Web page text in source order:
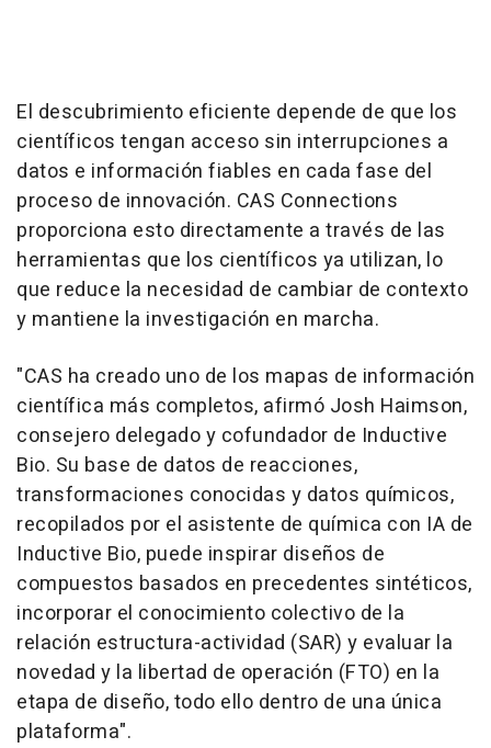
El descubrimiento eficiente depende de que los
científicos tengan acceso sin interrupciones a
datos e información fiables en cada fase del
proceso de innovación. CAS Connections
proporciona esto directamente a través de las
herramientas que los científicos ya utilizan, lo
que reduce la necesidad de cambiar de contexto
y mantiene la investigación en marcha.
"CAS ha creado uno de los mapas de información
científica más completos, afirmó Josh Haimson,
consejero delegado y cofundador de Inductive
Bio. Su base de datos de reacciones,
transformaciones conocidas y datos químicos,
recopilados por el asistente de química con IA de
Inductive Bio, puede inspirar diseños de
compuestos basados en precedentes sintéticos,
incorporar el conocimiento colectivo de la
relación estructura-actividad (SAR) y evaluar la
novedad y la libertad de operación (FTO) en la
etapa de diseño, todo ello dentro de una única
plataforma".